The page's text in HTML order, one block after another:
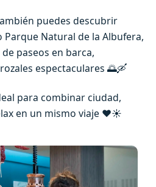
puedes descubrir
Natural de la Albufera,
paseos en barca,
espectaculares 🌅🛶
para combinar ciudad,
en un mismo viaje ❤️☀️